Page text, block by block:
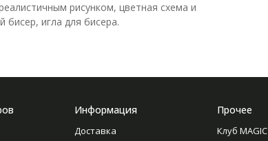
рисунком, цветная схема и
игла для бисера.
Информация
Доставка
Прочее
Клуб MAGIC